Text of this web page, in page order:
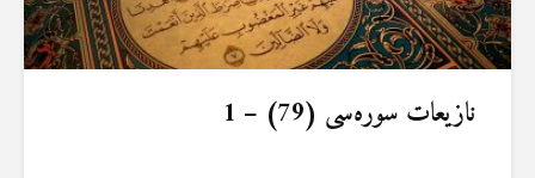
نازیعات سورەسی (79) – 1